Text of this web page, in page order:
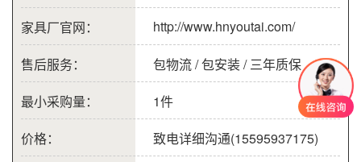
家具厂官网：
http://www.hnyoutai.com/
售后服务：
包物流 / 包安装 / 三年质保
最小采购量：
1件
价格：
致电详细沟通(15595937175)